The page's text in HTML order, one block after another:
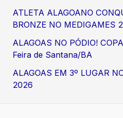
ATLETA ALAGOANO
BRONZE NO MEDIGAMES
ALAGOAS NO PÓDIO!
Feira de Santana/BA
ALAGOAS EM 3º LUGAR
2026